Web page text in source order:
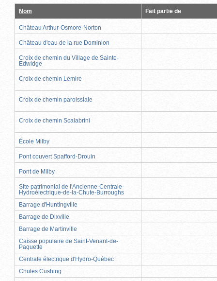
Nom Fait partie de
Château Arthur-Osmore-Norton
Château d'eau de la rue Dominion
Croix de chemin du Village de Sainte-
Edwidge
Croix de chemin Lemire
Croix de chemin paroissiale
Croix de chemin Scalabrini
École Milby
Pont couvert Spafford-Drouin
Pont de Milby
Site patrimonial de l'Ancienne-Centrale-
Hydroélectrique-de-la-Chute-Burroughs
Barrage d'Huntingville
Barrage de Dixville
Barrage de Martinville
Caisse populaire de Saint-Venant-de-
Paquette
Centrale électrique d'Hydro-Québec
Chutes Cushing